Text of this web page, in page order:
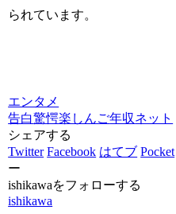
られています。
エンタメ
告白驚愕楽しんご年収ネット
シェアする
Twitter Facebook はてブ Pocket
ー
ishikawaをフォローする
ishikawa